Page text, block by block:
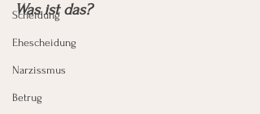
Scheidung
Ehescheidung
Narzissmus
Betrug
Was ist das?